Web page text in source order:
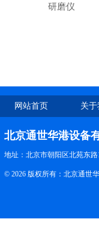
研磨仪
网站首页 关
北京通世华港设备
地址：北京市朝阳区北苑东路
© 2026 版权所有：北京通世